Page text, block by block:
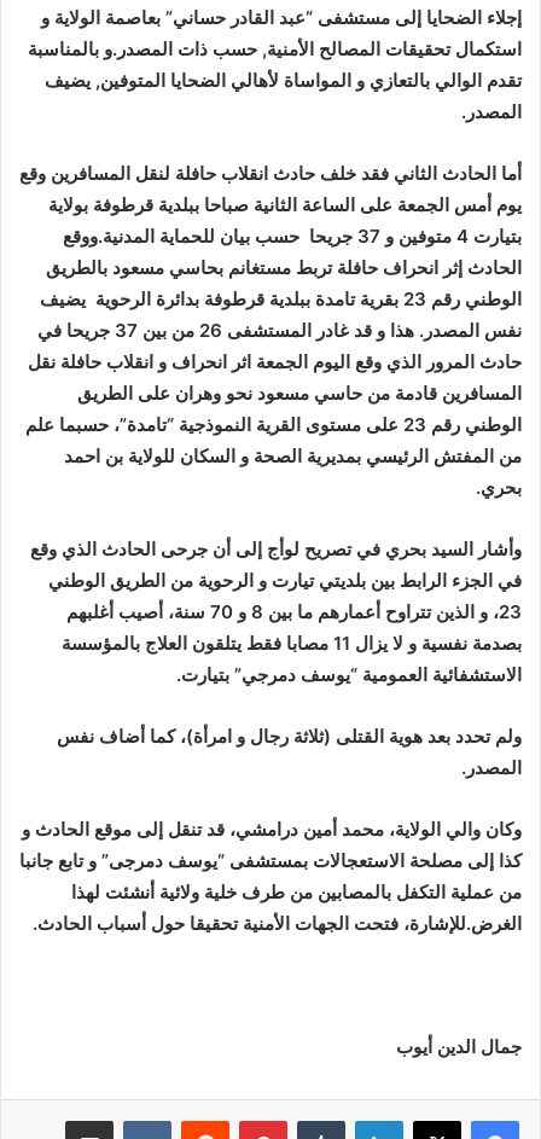
إجلاء الضحايا إلى مستشفى “عبد القادر حساني” بعاصمة الولاية و
استكمال تحقيقات المصالح الأمنية, حسب ذات المصدر.و بالمناسبة
تقدم الوالي بالتعازي و المواساة لأهالي الضحايا المتوفين, يضيف
المصدر.
أما الحادث الثاني فقد خلف حادث انقلاب حافلة لنقل المسافرين وقع
يوم أمس الجمعة على الساعة الثانية صباحا ببلدية قرطوفة بولاية
بتيارت 4 متوفين و 37 جريحا حسب بيان للحماية المدنية.ووقع
الحادث إثر انحراف حافلة تربط مستغانم بحاسي مسعود بالطريق
الوطني رقم 23 بقرية تامدة ببلدية قرطوفة بدائرة الرحوية يضيف
نفس المصدر. هذا و قد
غادر المستشفى 26 من بين 37 جريحا في
حادث المرور الذي وقع اليوم الجمعة اثر انحراف و انقلاب حافلة نقل
المسافرين قادمة من حاسي مسعود نحو وهران على الطريق
الوطني رقم 23 على مستوى القرية النموذجية “تامدة”، حسبما علم
من المفتش الرئيسي بمديرية الصحة و السكان للولاية بن احمد
بحري.
وأشار السيد بحري في تصريح لوأج إلى أن جرحى الحادث الذي وقع
في الجزء الرابط بين بلديتي تيارت و الرحوية من الطريق الوطني
23، و الذين تتراوح أعمارهم ما بين 8 و 70 سنة، أصيب أغلبهم
بصدمة نفسية و لا يزال 11 مصابا فقط يتلقون العلاج بالمؤسسة
الاستشفائية العمومية “يوسف دمرجي” بتيارت.
ولم تحدد بعد هوية القتلى (ثلاثة رجال و امرأة)، كما أضاف نفس
المصدر.
وكان والي الولاية، محمد أمين درامشي، قد تنقل إلى موقع الحادث و
كذا إلى مصلحة الاستعجالات بمستشفى “يوسف دمرجى” و تابع جانبا
من عملية التكفل بالمصابين من طرف خلية ولائية أنشئت لهذا
الغرض.للإشارة، فتحت الجهات الأمنية تحقيقا حول أسباب الحادث.
جمال الدين أيوب
لينكدإن بينتيريست